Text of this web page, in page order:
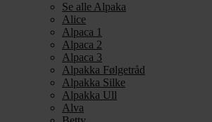
Se alle Alpaka
Alice
Alpaca 1
Alpaca 2
Alpaca 3
Alpakka Følgetråd
Alpakka Silke
Alpakka Ull
Alva